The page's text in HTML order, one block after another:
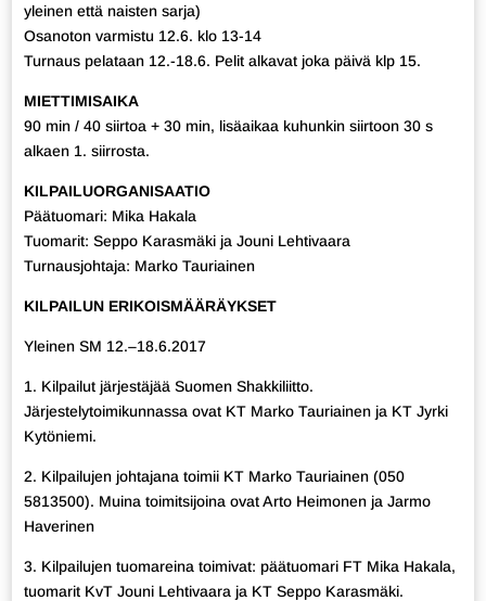
yleinen että naisten sarja)
Osanoton varmistu 12.6. klo 13-14
Turnaus pelataan 12.-18.6. Pelit alkavat joka päivä klp 15.
MIETTIMISAIKA
90 min / 40 siirtoa + 30 min, lisäaikaa kuhunkin siirtoon 30 s
alkaen 1. siirrosta.
KILPAILUORGANISAATIO
Päätuomari: Mika Hakala
Tuomarit: Seppo Karasmäki ja Jouni Lehtivaara
Turnausjohtaja: Marko Tauriainen
KILPAILUN ERIKOISMÄÄRÄYKSET
Yleinen SM 12.–18.6.2017
1. Kilpailut järjestäjää Suomen Shakkiliitto.
Järjestelytoimikunnassa ovat KT Marko Tauriainen ja KT Jyrki
Kytöniemi.
2. Kilpailujen johtajana toimii KT Marko Tauriainen (050
5813500). Muina toimitsijoina ovat Arto Heimonen ja Jarmo
Haverinen
3. Kilpailujen tuomareina toimivat: päätuomari FT Mika Hakala,
tuomarit KvT Jouni Lehtivaara ja KT Seppo Karasmäki.